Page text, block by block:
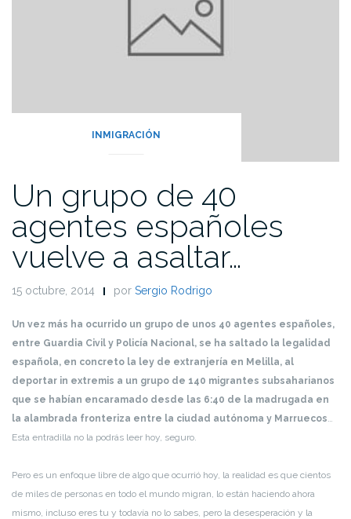
INMIGRACIÓN
Un grupo de 40
agentes españoles
vuelve a asaltar…
15 octubre, 2014 por Sergio Rodrigo
Un vez más ha ocurrido un grupo de unos 40 agentes españoles,
entre Guardia Civil y Policía Nacional, se ha saltado la legalidad
española, en concreto la ley de extranjería en Melilla, al
deportar in extremis a un grupo de 140 migrantes subsaharianos
que se habían encaramado desde las 6:40 de la madrugada en
la alambrada fronteriza entre la ciudad autónoma y Marruecos…
Esta entradilla no la podrás leer hoy, seguro.
Pero es un enfoque libre de algo que ocurrió hoy, la realidad es que cientos
de miles de personas en todo el mundo migran, lo están haciendo ahora
mismo, incluso eres tu y todavía no lo sabes, pero la desesperación y la